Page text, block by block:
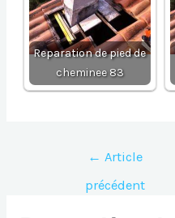
Reparation de pied de
cheminee 83
l’article
← Article
précédent